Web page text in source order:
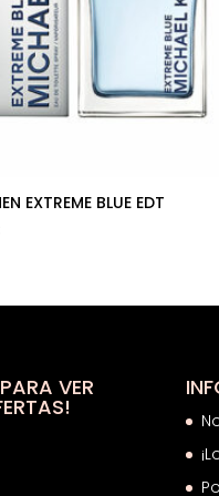
EXTREME BLUE EDT
desde
68,99€ VER